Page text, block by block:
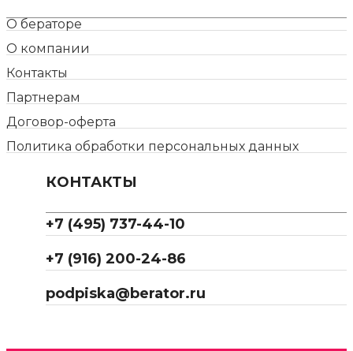
О бераторе
О компании
Контакты
Партнерам
Договор-оферта
Политика обработки персональных данных
КОНТАКТЫ
+7 (495) 737-44-10
+7 (916) 200-24-86
podpiska@berator.ru